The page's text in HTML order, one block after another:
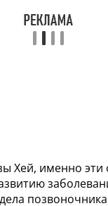
Хей, именно эти